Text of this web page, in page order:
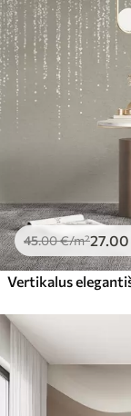
45.00€/m²27 .00